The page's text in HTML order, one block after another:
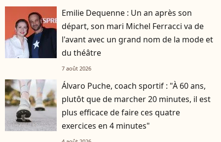
Emilie Dequenne : Un an après son
départ, son mari Michel Ferracci va de
l'avant avec un grand nom de la mode et
du théâtre
7 août 2026
Álvaro Puche, coach sportif : "À 60 ans,
plutôt que de marcher 20 minutes, il est
plus efficace de faire ces quatre
exercices en 4 minutes"